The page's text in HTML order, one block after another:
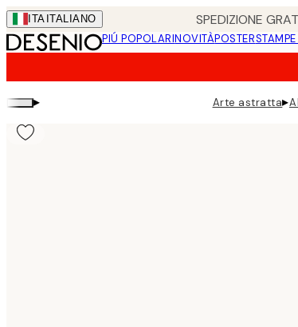
Skip
to
main
ITA ITALIANO SPEDIZIONE
PIÚ POPOLARINOVITÀPOSTER
▸ Arte astratta▸